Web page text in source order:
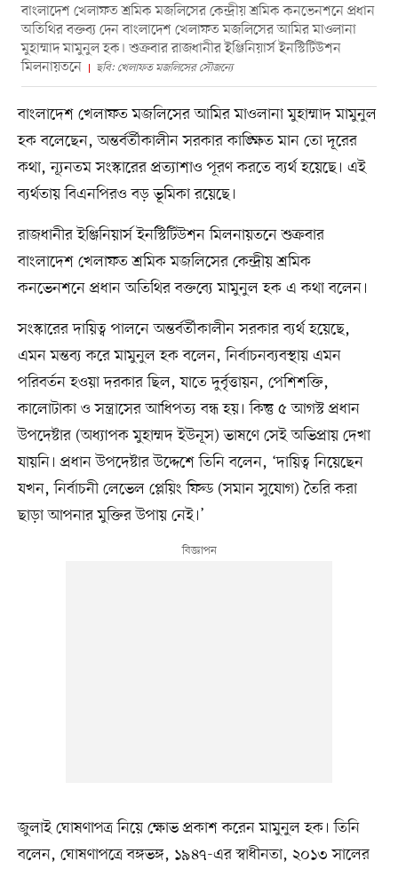
বাংলাদেশ খেলাফত শ্রমিক মজলিসের কেন্দ্রীয় শ্রমিক কনভেনশনে প্রধান
অতিথির বক্তব্য দেন বাংলাদেশ খেলাফত মজলিসের আমির মাওলানা
মুহাম্মাদ মামুনুল হক। শুক্রবার রাজধানীর ইঞ্জিনিয়ার্স ইনস্টিটিউশন
মিলনায়তনে
ছবি: খেলাফত মজলিসের সৌজন্যে
বাংলাদেশ খেলাফত মজলিসের আমির মাওলানা মুহাম্মাদ মামুনুল
হক বলেছেন, অন্তর্বর্তীকালীন সরকার কাঙ্ক্ষিত মান তো দূরের
কথা, ন্যূনতম সংস্কারের প্রত্যাশাও পূরণ করতে ব্যর্থ হয়েছে। এই
ব্যর্থতায় বিএনপিরও বড় ভূমিকা রয়েছে।
রাজধানীর ইঞ্জিনিয়ার্স ইনস্টিটিউশন মিলনায়তনে শুক্রবার
বাংলাদেশ খেলাফত শ্রমিক মজলিসের কেন্দ্রীয় শ্রমিক
কনভেনশনে প্রধান অতিথির বক্তব্যে মামুনুল হক এ কথা বলেন।
সংস্কারের দায়িত্ব পালনে অন্তর্বর্তীকালীন সরকার ব্যর্থ হয়েছে,
এমন মন্তব্য করে মামুনুল হক বলেন, নির্বাচনব্যবস্থায় এমন
পরিবর্তন হওয়া দরকার ছিল, যাতে দুর্বৃত্তায়ন, পেশিশক্তি,
কালোটাকা ও সন্ত্রাসের আধিপত্য বন্ধ হয়। কিন্তু ৫ আগস্ট প্রধান
উপদেষ্টার (অধ্যাপক মুহাম্মদ ইউনূস) ভাষণে সেই অভিপ্রায় দেখা
যায়নি। প্রধান উপদেষ্টার উদ্দেশে তিনি বলেন, ‘দায়িত্ব নিয়েছেন
যখন, নির্বাচনী লেভেল প্লেয়িং ফিল্ড (সমান সুযোগ) তৈরি করা
ছাড়া আপনার মুক্তির উপায় নেই।’
জুলাই ঘোষণাপত্র নিয়ে ক্ষোভ প্রকাশ করেন মামুনুল হক। তিনি
বলেন, ঘোষণাপত্রে বঙ্গভঙ্গ, ১৯৪৭-এর স্বাধীনতা, ২০১৩ সালের